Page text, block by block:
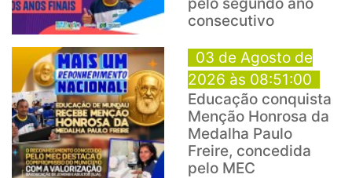
consecutivo
03 de Agosto de
2026 às 08:51:00
Educação conquista
Menção Honrosa da
Medalha Paulo
Freire, concedida
pelo MEC